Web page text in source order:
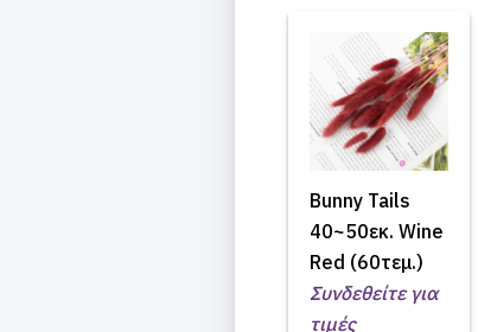
Bunny Tails
40~50εκ. Wine
Red (60τεμ.)
Συνδεθείτε για
τιμές